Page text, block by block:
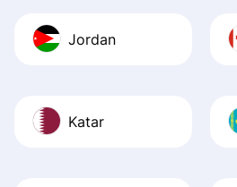
Jordan
Katar